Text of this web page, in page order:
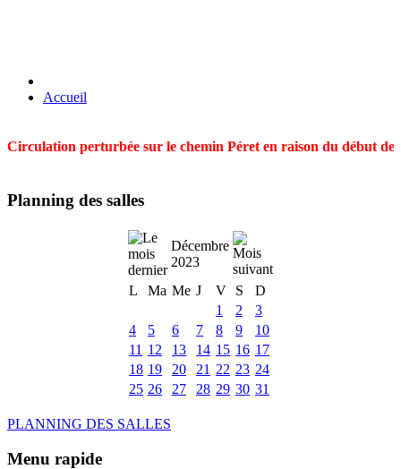
Accueil
Circulation perturbée sur le chemin Péret en raison du début
Planning des salles
Décembre
2023
L
Ma Me J V S
D
1
2
3
4
5 6 7 8 9
10
11 12 13 14 15 16 17
18 19 20 21 22 23 24
25 26 27 28 29 30 31
PLANNING DES SALLES
Menu rapide